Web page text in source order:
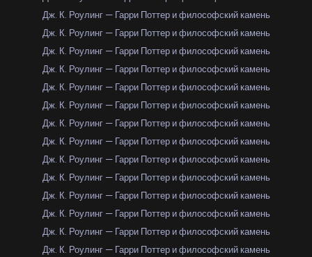
Дж. К. Роулинг — Гарри Поттер и философский камень
Дж. К. Роулинг — Гарри Поттер и философский камень
Дж. К. Роулинг — Гарри Поттер и философский камень
Дж. К. Роулинг — Гарри Поттер и философский камень
Дж. К. Роулинг — Гарри Поттер и философский камень
Дж. К. Роулинг — Гарри Поттер и философский камень
Дж. К. Роулинг — Гарри Поттер и философский камень
Дж. К. Роулинг — Гарри Поттер и философский камень
Дж. К. Роулинг — Гарри Поттер и философский камень
Дж. К. Роулинг — Гарри Поттер и философский камень
Дж. К. Роулинг — Гарри Поттер и философский камень
Дж. К. Роулинг — Гарри Поттер и философский камень
Дж. К. Роулинг — Гарри Поттер и философский камень
Дж. К. Роулинг — Гарри Поттер и философский камень